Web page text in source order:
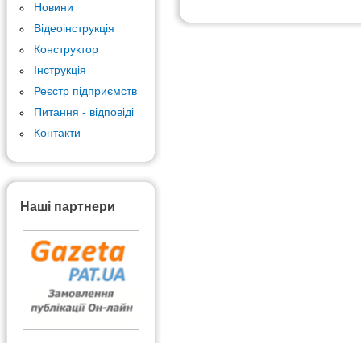
Новини
Відеоінструкція
Конструктор
Інструкція
Реєстр підприємств
Питання - відповіді
Контакти
Наші партнери